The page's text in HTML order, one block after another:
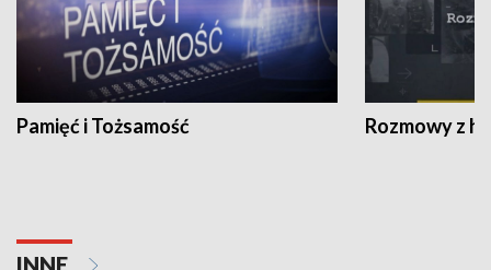
Pamięć i Tożsamość Rozmowy z
INNE